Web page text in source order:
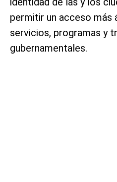
permitir un acceso más
servicios, programas y
gubernamentales.